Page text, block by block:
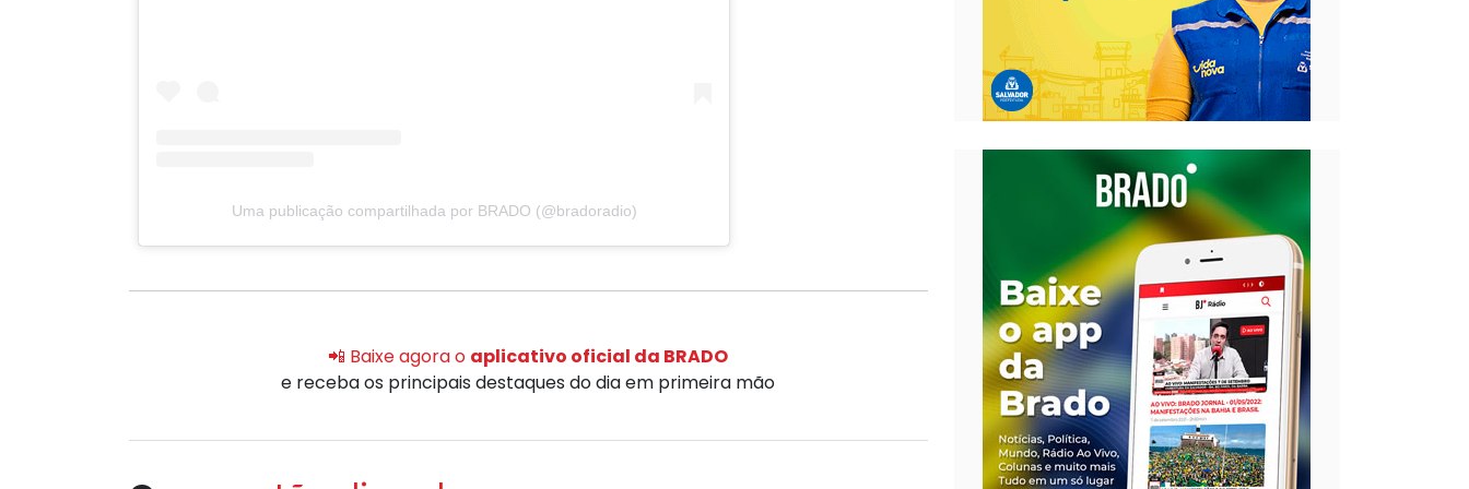
Uma publicação compartilhada por BRADO (@bradoradio)
📲 Baixe agora o aplicativo oficial da BRADO
e receba os principais destaques do dia em primeira mão